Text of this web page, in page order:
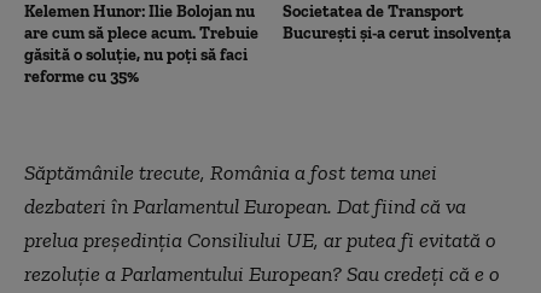
Kelemen Hunor: Ilie Bolojan nu
are cum să plece acum. Trebuie
găsită o soluție, nu poți să faci
reforme cu 35%
Societatea de Transport
București și-a cerut insolvența
Săptămânile trecute, România a fost tema unei
dezbateri în Parlamentul European. Dat fiind că va
prelua președinția Consiliului UE, ar putea fi evitată o
rezoluție a Parlamentului European? Sau credeți că e o